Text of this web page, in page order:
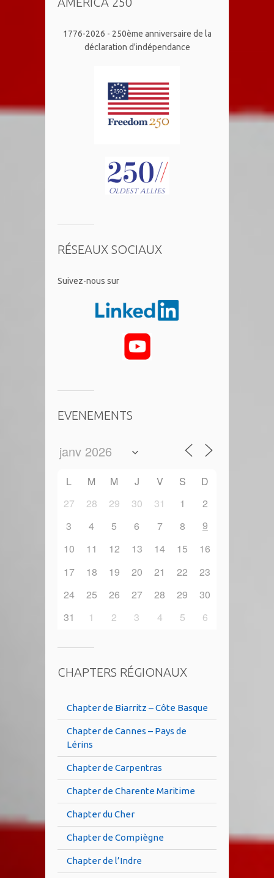
1776-2026 - 250ème anniversaire de la
déclaration d'indépendance
RÉSEAUX SOCIAUX
​Suivez-nous sur
EVENEMENTS
L M M J V S
D
27
28 29 30 31 1
2
3
4 5 6 7 8
9
10
11 12 13 14 15
16
17
18 19 20 21 22
23
24
25 26 27 28 29
30
31
1 2 3 4 5 6
CHAPTERS RÉGIONAUX
Chapter de Biarritz – Côte Basque
Chapter de Cannes – Pays de
Lérins
Chapter de Carpentras
Chapter de Charente Maritime
Chapter du Cher
Chapter de Compiègne
Chapter de l’Indre